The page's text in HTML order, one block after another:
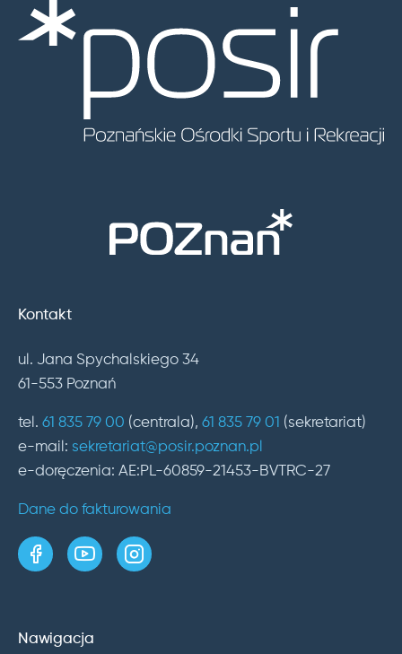
Kontakt
ul. Jana Spychalskiego 34
61-553 Poznań
tel. 61 835 79 00 (centrala), 61 835 79 01 (sekretariat)
e-mail: sekretariat@posir.poznan.pl
e-doręczenia: AE:PL-60859-21453-BVTRC-27
Dane do fakturowania
strona w serwisie Facebook
kanał w serwisie YouTube
profil w serwisie Instagram
Nawigacja